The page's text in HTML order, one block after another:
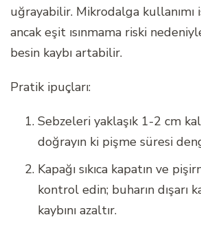
uğrayabilir. Mikrodalga kullanımı
ancak eşit ısınmama riski
besin kaybı artabilir.
Pratik ipuçları:
Sebzeleri yaklaşık 1-2 cm
doğrayın ki pişme süresi
Kapağı sıkıca kapatın ve
kontrol edin; buharın dışarı
kaybını azaltır.